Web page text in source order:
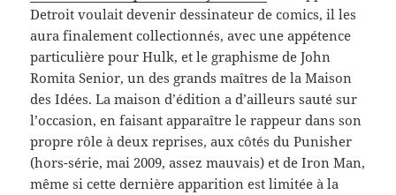
Detroit voulait devenir dessi­na­teur de comics, il les
aura finale­ment col­lec­tion­nés, avec une appé­tence
par­ti­c­ulière pour Hulk, et le graphisme de John
Romita Senior, un des grands maîtres de la Mai­son
des Idées. La mai­son d’édition a d’ailleurs sauté sur
l’occasion, en faisant appa­raître le rappeur dans son
pro­pre rôle à deux reprises, aux côtés du Pun­isher
(hors-​série, mai 2009, assez mau­vais) et de Iron Man,
même si cette dernière appari­tion est lim­itée à la